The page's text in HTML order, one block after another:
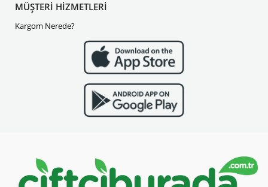
MÜŞTERİ HİZMETLERİ
Kargom Nerede?